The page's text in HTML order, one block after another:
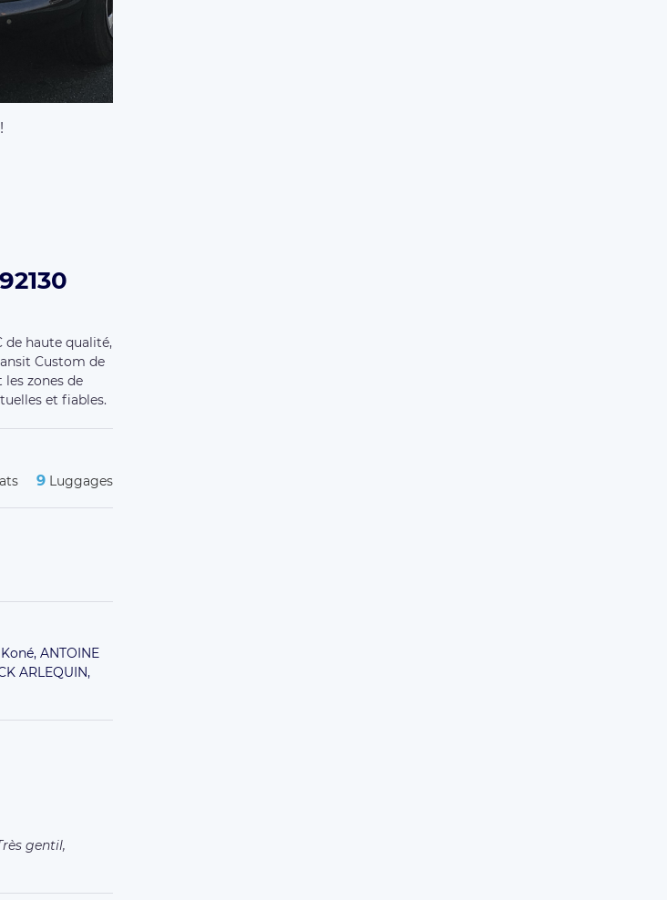
de haute qualité,
Custom de
zones de
et fiables.
9 Luggages
ANTOINE
ARLEQUIN,
gentil,